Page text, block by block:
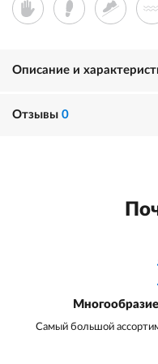
Описание и
Отзывы 0
Самый большой